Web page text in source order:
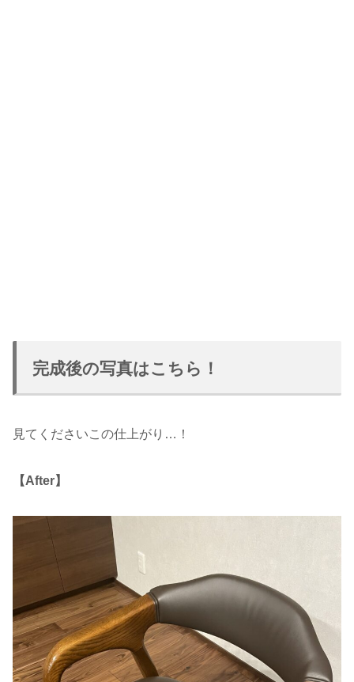
完成後の写真はこちら！
見てくださいこの仕上がり…！
【After】